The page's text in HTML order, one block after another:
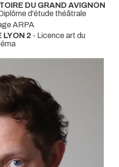
DU GRAND AVIGNON
d'étude théâtrale
ARPA
LYON 2 - Licence art du